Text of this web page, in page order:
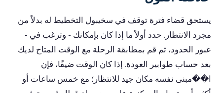
يستحق قضاء فترة توقف في سخيبول التخطيط له بدلاً من
مجرد الانتظار. حدد أولاً ما إذا كان بإمكانك - وترغب في -
عبور الحدود، ثم قم بمطابقة الرحلة مع الوقت المتاح لديك
بعد حساب طوابير العودة. إذا كان الوقت ضيقًا، فإن
ا��مبنى نفسه مكان جيد للانتظار؛ مع خمس ساعات أو